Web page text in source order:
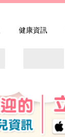
健康資訊